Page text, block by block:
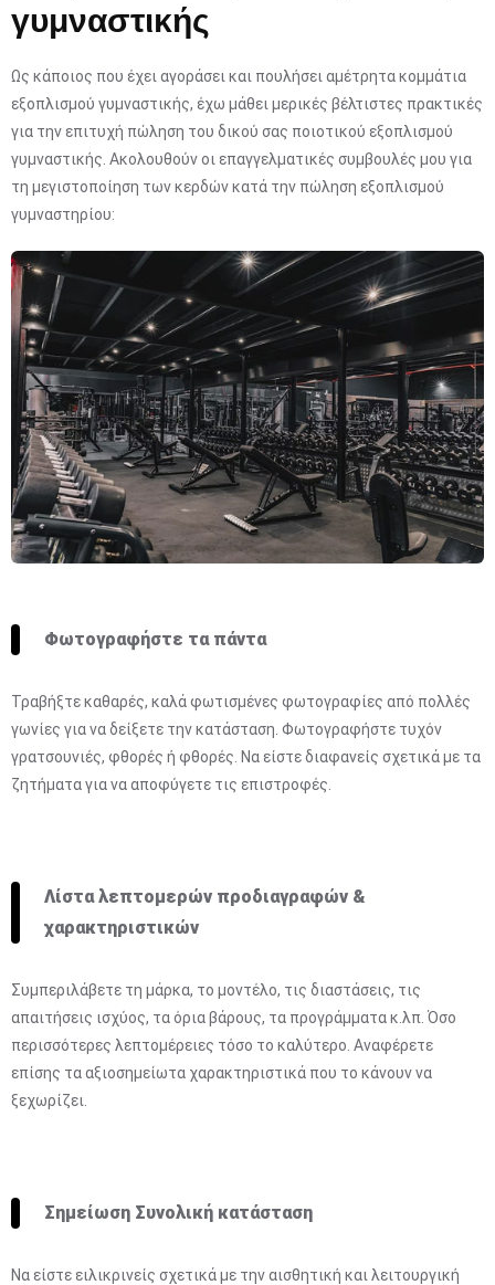
γυμναστικής
Ως κάποιος που έχει αγοράσει και πουλήσει αμέτρητα κομμάτια
εξοπλισμού γυμναστικής, έχω μάθει μερικές βέλτιστες πρακτικές
για την επιτυχή πώληση του δικού σας ποιοτικού εξοπλισμού
γυμναστικής. Ακολουθούν οι επαγγελματικές συμβουλές μου για
τη μεγιστοποίηση των κερδών κατά την πώληση εξοπλισμού
γυμναστηρίου:
Φωτογραφήστε τα πάντα
Τραβήξτε καθαρές, καλά φωτισμένες φωτογραφίες από πολλές
γωνίες για να δείξετε την κατάσταση. Φωτογραφήστε τυχόν
γρατσουνιές, φθορές ή φθορές. Να είστε διαφανείς σχετικά με τα
ζητήματα για να αποφύγετε τις επιστροφές.
Λίστα λεπτομερών προδιαγραφών &
χαρακτηριστικών
Συμπεριλάβετε τη μάρκα, το μοντέλο, τις διαστάσεις, τις
απαιτήσεις ισχύος, τα όρια βάρους, τα προγράμματα κ.λπ. Όσο
περισσότερες λεπτομέρειες τόσο το καλύτερο. Αναφέρετε
επίσης τα αξιοσημείωτα χαρακτηριστικά που το κάνουν να
ξεχωρίζει.
Σημείωση Συνολική κατάσταση
Να είστε ειλικρινείς σχετικά με την αισθητική και λειτουργική